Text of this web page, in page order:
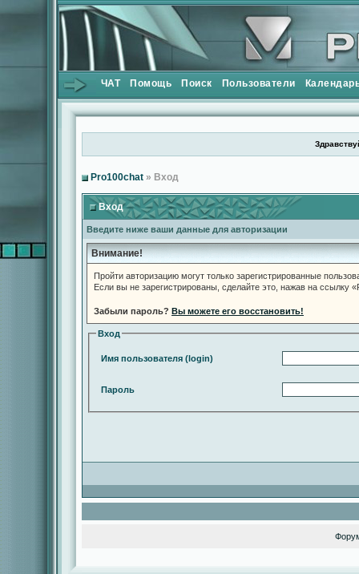
ЧАТ Помощь Поиск Пользователи
Pro100chat » Вход
Вход
Введите ниже ваши данные для авторизации
Внимание!
Пройти авторизацию могут только зарегистрированные
Если вы не зарегистрированы, сделайте это, нажав на ссылку
Забыли пароль? Вы можете его восстановить!
Вход
Имя пользователя (login)
Пароль